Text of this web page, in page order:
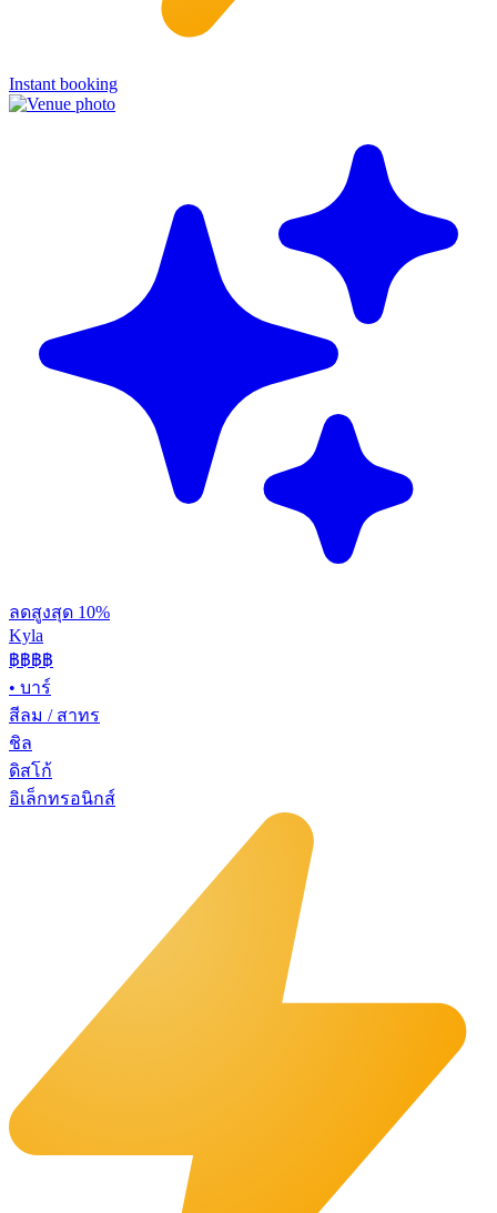
Instant booking
ลดสูงสุด 10%
Kyla
฿฿฿฿
• บาร์
สีลม / สาทร
ชิล
ดิสโก้
อิเล็กทรอนิกส์